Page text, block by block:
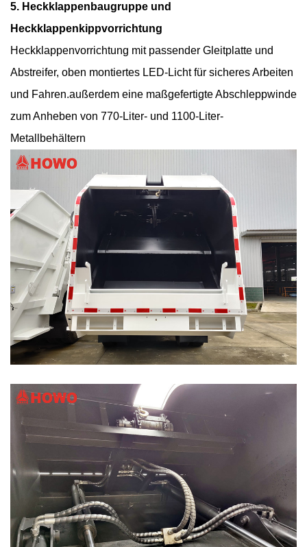
5. Heckklappenbaugruppe und
Heckklappenkippvorrichtung
Heckklappenvorrichtung mit passender Gleitplatte und
Abstreifer, oben montiertes LED-Licht für sicheres Arbeiten
und Fahren.außerdem eine maßgefertigte Abschleppwinde
zum Anheben von 770-Liter- und 1100-Liter-
Metallbehältern